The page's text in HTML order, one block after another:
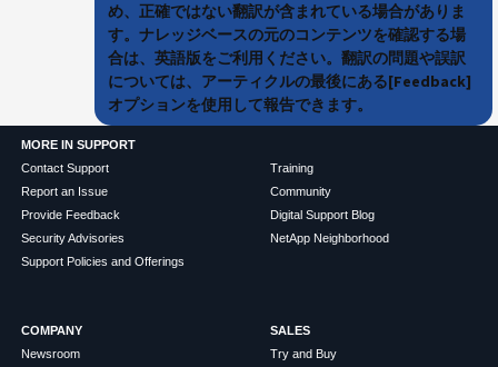
め、正確ではない翻訳が含まれている場合がありま
す。ナレッジベースの元のコンテンツを確認する場
合は、英語版をご利用ください。翻訳の問題や誤訳
については、アーティクルの最後にある[Feedback]
オプションを使用して報告できます。
MORE IN SUPPORT
Contact Support
Report an Issue
Provide Feedback
Security Advisories
Support Policies and Offerings
Training
Community
Digital Support Blog
NetApp Neighborhood
COMPANY
Newsroom
SALES
Try and Buy